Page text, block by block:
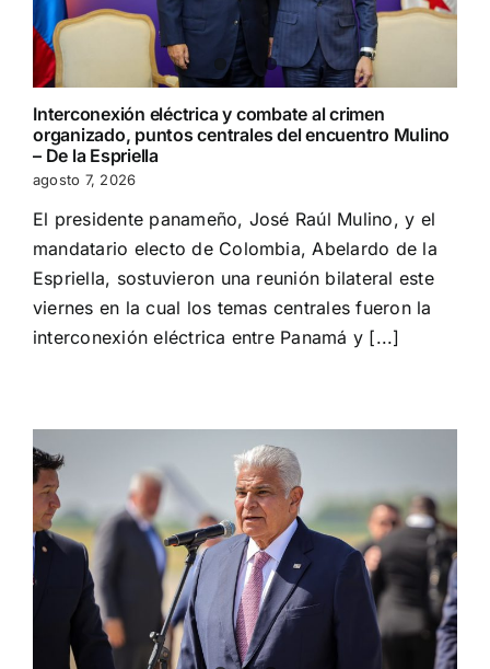
Interconexión eléctrica y combate al crimen
organizado, puntos centrales del encuentro Mulino
– De la Espriella
agosto 7, 2026
El presidente panameño, José Raúl Mulino, y el
mandatario electo de Colombia, Abelardo de la
Espriella, sostuvieron una reunión bilateral este
viernes en la cual los temas centrales fueron la
interconexión eléctrica entre Panamá y [...]